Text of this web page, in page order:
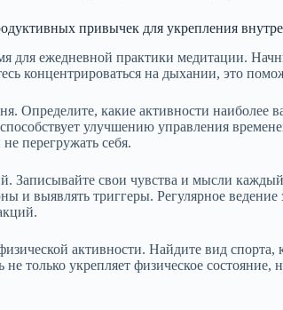
привычек для укрепления
для ежедневной практики медитации.
концентрироваться на дыхании, это
Определите, какие активности
улучшению управления
перегружать себя.
Записывайте свои чувства и мысли
и выявлять триггеры. Регулярное
активности. Найдите вид
не только укрепляет физическое